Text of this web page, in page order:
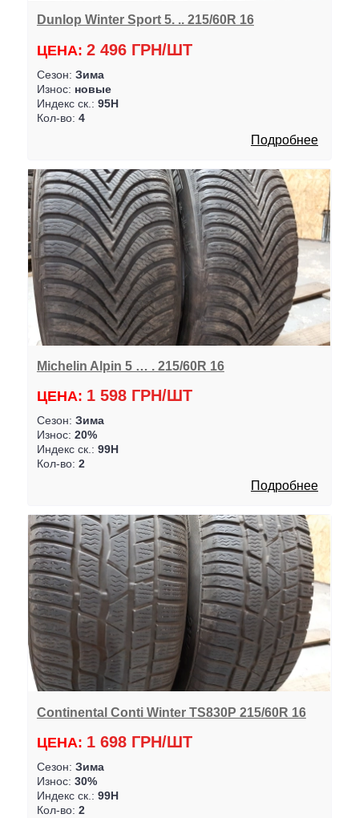
Dunlop Winter Sport 5. .. 215/60R 16
ЦЕНА: 2 496 ГРН/ШТ
Сезон: Зима
Износ: новые
Индекс ск.: 95H
Кол-во: 4
Подробнее
Michelin Alpin 5 … . 215/60R 16
ЦЕНА: 1 598 ГРН/ШТ
Сезон: Зима
Износ: 20%
Индекс ск.: 99H
Кол-во: 2
Подробнее
Continental Conti Winter TS830P 215/60R 16
ЦЕНА: 1 698 ГРН/ШТ
Сезон: Зима
Износ: 30%
Индекс ск.: 99H
Кол-во: 2